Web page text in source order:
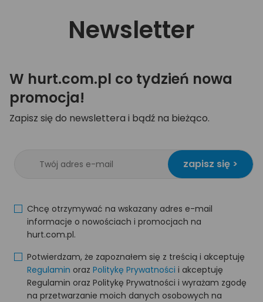
Newsletter
W hurt.com.pl co tydzień nowa
promocja!
Zapisz się do newslettera i bądź na bieżąco.
zapisz się >
Chcę otrzymywać na wskazany adres e-mail
informacje o nowościach i promocjach na
hurt.com.pl.
Potwierdzam, że zapoznałem się z treścią i akceptuję
Regulamin oraz Politykę Prywatności i akceptuję
Regulamin oraz Politykę Prywatności i wyrażam zgodę
na przetwarzanie moich danych osobowych na